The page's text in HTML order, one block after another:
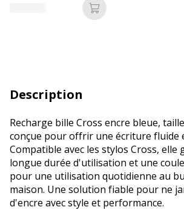
Ajouter au panier
Description
Recharge bille Cross encre bleue,
conçue pour offrir une écriture fluide
Compatible avec les stylos Cross, elle
longue durée d'utilisation et une
pour une utilisation quotidienne au
maison. Une solution fiable pour ne
d'encre avec style et performance.